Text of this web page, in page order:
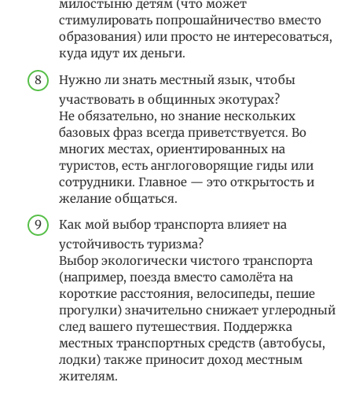
милостыню детям (что может
стимулировать попрошайничество вместо
образования) или просто не интересоваться,
куда идут их деньги.
Нужно ли знать местный язык, чтобы
участвовать в общинных экотурах?
Не обязательно, но знание нескольких
базовых фраз всегда приветствуется. Во
многих местах, ориентированных на
туристов, есть англоговорящие гиды или
сотрудники. Главное — это открытость и
желание общаться.
Как мой выбор транспорта влияет на
устойчивость туризма?
Выбор экологически чистого транспорта
(например, поезда вместо самолёта на
короткие расстояния, велосипеды, пешие
прогулки) значительно снижает углеродный
след вашего путешествия. Поддержка
местных транспортных средств (автобусы,
лодки) также приносит доход местным
жителям.